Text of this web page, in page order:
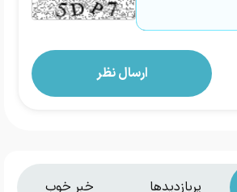
پربازدیدها خبر خوب